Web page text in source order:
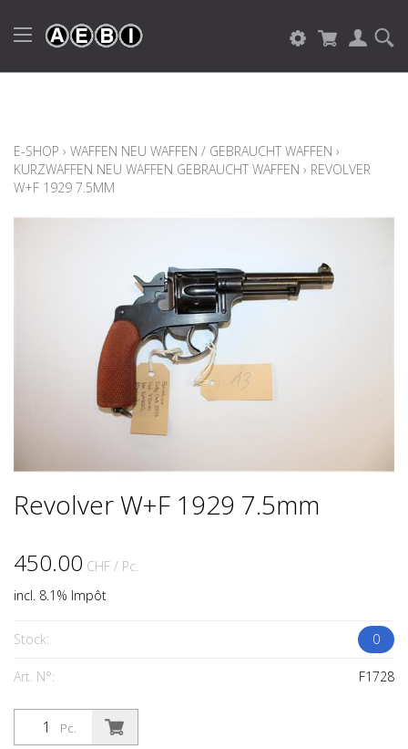
E-SHOP › WAFFEN NEU WAFFEN / GEBRAUCHT WAFFEN ›
KURZWAFFEN NEU WAFFEN GEBRAUCHT WAFFEN › REVOLVER
W+F 1929 7.5MM
Revolver W+F 1929 7.5mm
450.00 CHF / Pc.
incl. 8.1% Impôt
Stock: 0
Art. N°: F1728
Pc.